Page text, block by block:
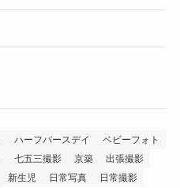
ハーフバースデイ
ベビーフォト
七五三撮影 京築
出張撮影
新生児 日常写真
日常撮影